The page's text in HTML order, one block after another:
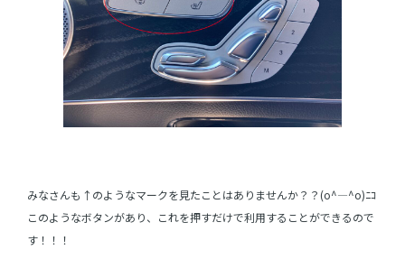
みなさんも↑のようなマークを見たことはありませんか？？(o^―^o)ﾆｺ
このようなボタンがあり、これを押すだけで利用することができるので
す！！！